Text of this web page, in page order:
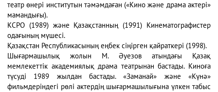
театр өнері институтын тәмәмдаған («Кино және драма актері»
мамандығы).
КСРО (1989) және Қазақстанның (1991) Кинематографистер
одағының мүшесі.
Қазақстан Республикасының еңбек сіңірген қайраткері (1998).
Шығармашылық жолын М. Әуезов атындағы Қазақ
мемлекеттік академиялық драма театрынан бастады. Киноға
түсуді 1989 жылдан бастады. «Заманай» және «Күнә»
фильмдеріндегі рөлі актердің шығармашылығына үлкен табыс